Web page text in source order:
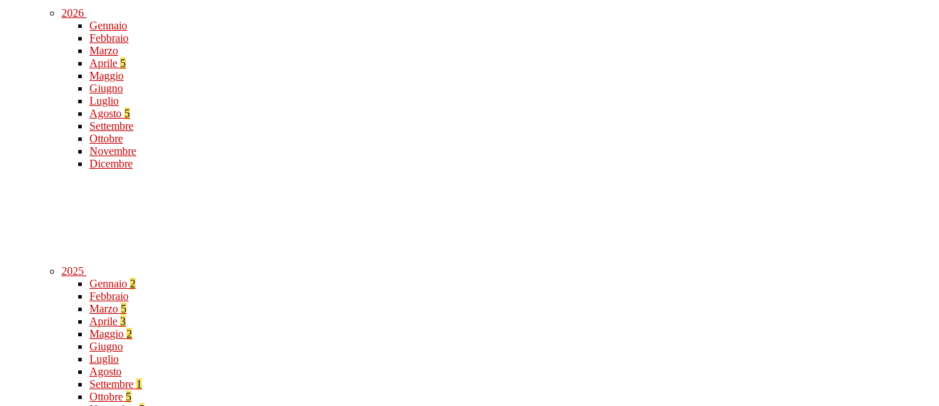
2026
Gennaio
Febbraio
Marzo
Aprile 5
Maggio
Giugno
Luglio
Agosto 5
Settembre
Ottobre
Novembre
Dicembre
2025
Gennaio 2
Febbraio
Marzo 5
Aprile 3
Maggio 2
Giugno
Luglio
Agosto
Settembre 1
Ottobre 5